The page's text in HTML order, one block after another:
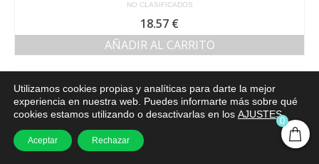
NO CLASIFICADOS
18.57 €
AÑADIR AL CARRITO
4 modelos
0
Utilizamos cookies propias y analíticas para darte la mejor
experiencia en nuestra web. Puedes informarte más sobre qué
cookies estamos utilizando o desactivarlas en los AJUSTES.
Aceptar Rechazar